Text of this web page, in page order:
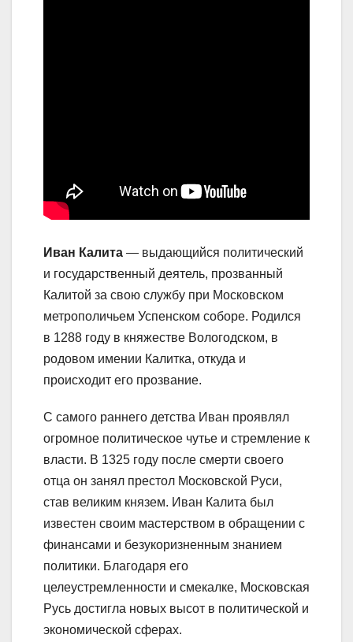
Иван Калита — выдающийся политический
и государственный деятель, прозванный
Калитой за свою службу при Московском
метрополичьем Успенском соборе. Родился
в 1288 году в княжестве Вологодском, в
родовом имении Калитка, откуда и
происходит его прозвание.
С самого раннего детства Иван проявлял
огромное политическое чутье и стремление к
власти. В 1325 году после смерти своего
отца он занял престол Московской Руси,
став великим князем. Иван Калита был
известен своим мастерством в обращении с
финансами и безукоризненным знанием
политики. Благодаря его
целеустремленности и смекалке, Московская
Русь достигла новых высот в политической и
экономической сферах.